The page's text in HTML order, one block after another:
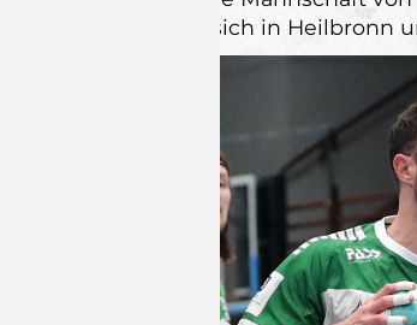
musste man sich in Heilbronn